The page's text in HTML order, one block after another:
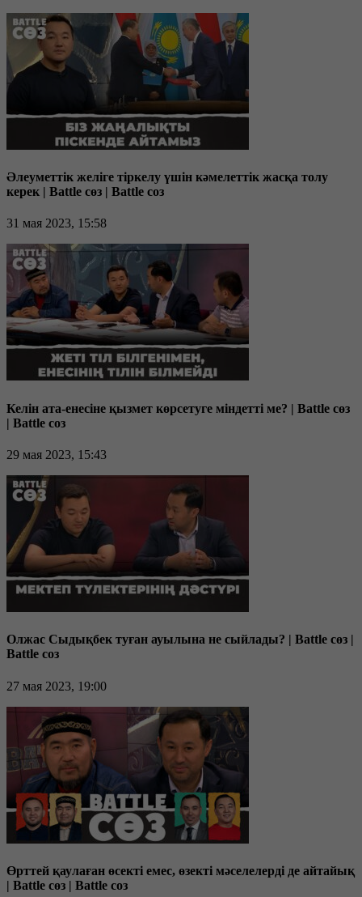
Әлеуметтік желіге тіркелу үшін кәмелеттік жасқа толу
керек | Battle сөз | Battle соз
31 мая 2023, 15:58
Келін ата-енесіне қызмет көрсетуге міндетті ме? | Battle сөз
| Battle соз
29 мая 2023, 15:43
Олжас Сыдықбек туған ауылына не сыйлады? | Battle сөз |
Battle соз
27 мая 2023, 19:00
Өрттей қаулаған өсекті емес, өзекті мәселелерді де айтайық
| Battle сөз | Battle соз